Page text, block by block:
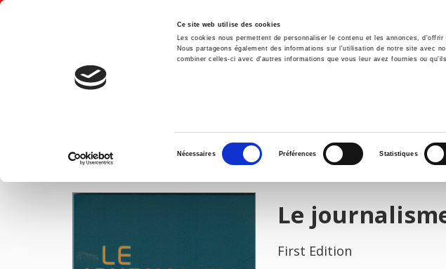
Ce site web utilise des cookies
Les cookies nous permettent de personnaliser le contenu et les annonces,
Nous partageons également des informations sur l'utilisation de notre site avec
combiner celles-ci avec d'autres informations que vous leur avez fournies ou
consentement
Nécessaires Préférences Statistiques
Home Environment
IMAGES
Le
First Edition